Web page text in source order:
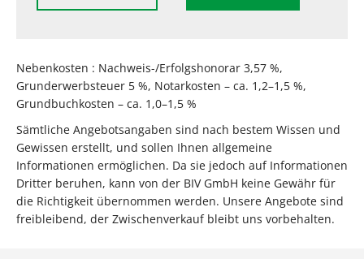
Nebenkosten : Nachweis-/Erfolgshonorar 3,57 %,
Grunderwerbsteuer 5 %, Notarkosten – ca. 1,2–1,5 %,
Grundbuchkosten – ca. 1,0–1,5 %
Sämtliche Angebotsangaben sind nach bestem Wissen und
Gewissen erstellt, und sollen Ihnen allgemeine
Informationen ermöglichen. Da sie jedoch auf Informationen
Dritter beruhen, kann von der BIV GmbH keine Gewähr für
die Richtigkeit übernommen werden. Unsere Angebote sind
freibleibend, der Zwischenverkauf bleibt uns vorbehalten.